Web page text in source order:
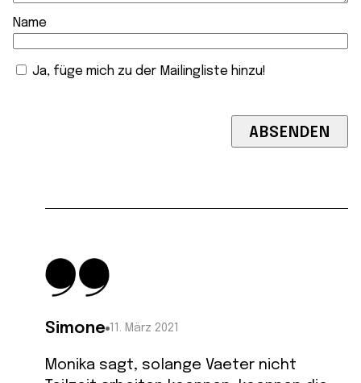
Name
Ja, füge mich zu der Mailingliste hinzu!
Simone 11. März 2021
Monika sagt, solange Vaeter nicht